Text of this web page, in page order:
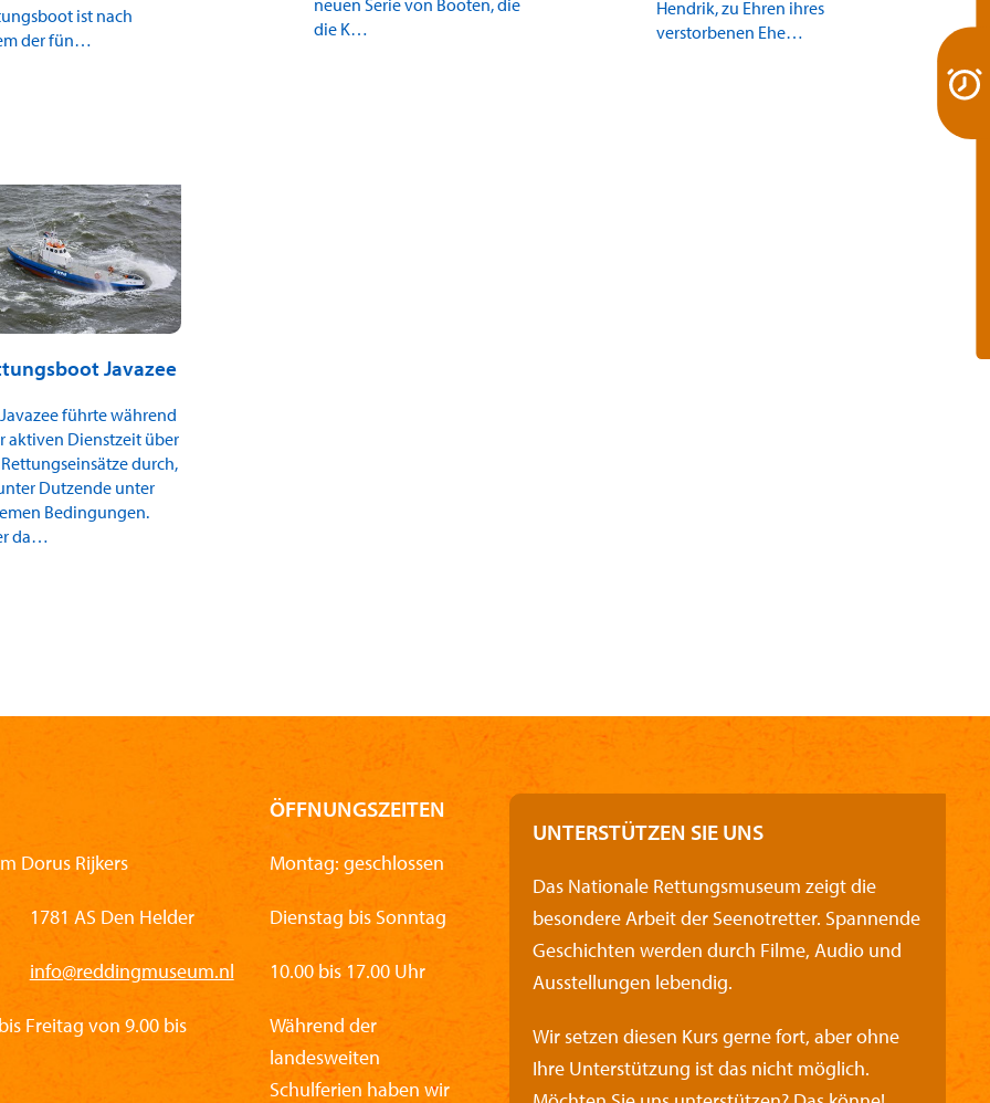
ist nach
der fün…
neuen Serie von Booten, die
die K…
Hendrik, zu Ehren ihres
verstorbenen Ehe…
Javazee
führte während
aktiven Dienstzeit über
durch,
Dutzende unter
Bedingungen.
da…
Dorus Rijkers
1781 AS Den Helder
info@reddingmuseum.nl
Freitag von 9.00 bis
ÖFFNUNGSZEITEN
Montag: geschlossen
Dienstag bis Sonntag
10.00 bis 17.00 Uhr
Während der
landesweiten
Schulferien haben wir
UNTERSTÜTZEN SIE UNS
Das Nationale Rettungsmuseum zeigt die
besondere Arbeit der Seenotretter. Spannende
Geschichten werden durch Filme, Audio und
Ausstellungen lebendig.
Wir setzen diesen Kurs gerne fort, aber ohne
Ihre Unterstützung ist das nicht möglich.